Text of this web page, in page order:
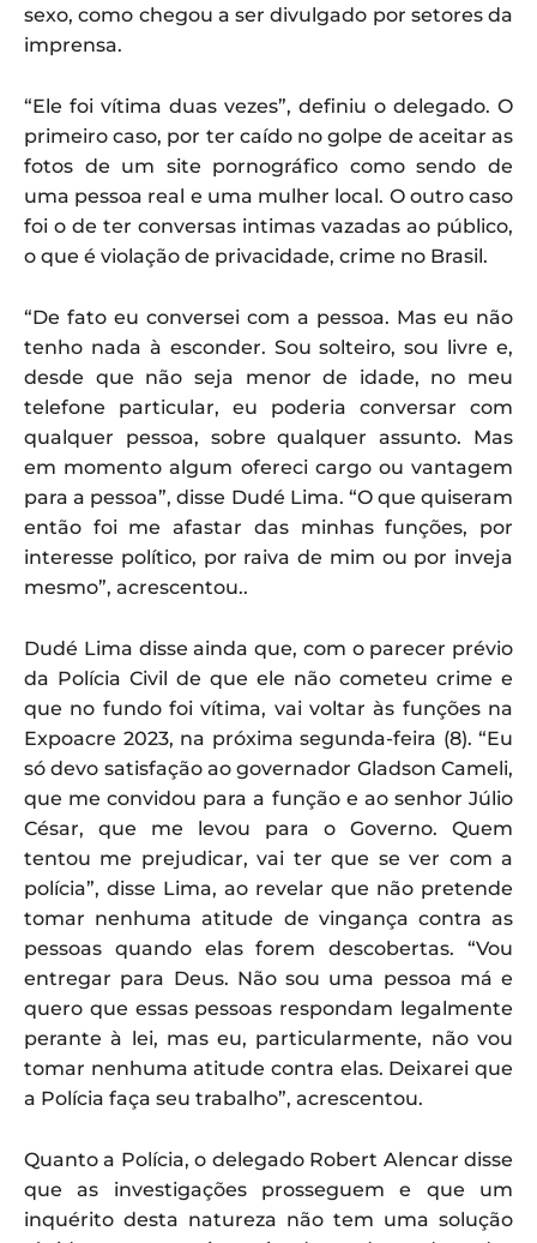
sexo, como chegou a ser divulgado por setores da
imprensa.
“Ele foi vítima duas vezes”, definiu o delegado. O
primeiro caso, por ter caído no golpe de aceitar as
fotos de um site pornográfico como sendo de
uma pessoa real e uma mulher local. O outro caso
foi o de ter conversas intimas vazadas ao público,
o que é violação de privacidade, crime no Brasil.
“De fato eu conversei com a pessoa. Mas eu não
tenho nada à esconder. Sou solteiro, sou livre e,
desde que não seja menor de idade, no meu
telefone particular, eu poderia conversar com
qualquer pessoa, sobre qualquer assunto. Mas
em momento algum ofereci cargo ou vantagem
para a pessoa”, disse Dudé Lima. “O que quiseram
então foi me afastar das minhas funções, por
interesse político, por raiva de mim ou por inveja
mesmo”, acrescentou..
Dudé Lima disse ainda que, com o parecer prévio
da Polícia Civil de que ele não cometeu crime e
que no fundo foi vítima, vai voltar às funções na
Expoacre 2023, na próxima segunda-feira (8). “Eu
só devo satisfação ao governador Gladson Cameli,
que me convidou para a função e ao senhor Júlio
César, que me levou para o Governo. Quem
tentou me prejudicar, vai ter que se ver com a
polícia”, disse Lima, ao revelar que não pretende
tomar nenhuma atitude de vingança contra as
pessoas quando elas forem descobertas. “Vou
entregar para Deus. Não sou uma pessoa má e
quero que essas pessoas respondam legalmente
perante à lei, mas eu, particularmente, não vou
tomar nenhuma atitude contra elas. Deixarei que
a Polícia faça seu trabalho”, acrescentou.
Quanto a Polícia, o delegado Robert Alencar disse
que as investigações prosseguem e que um
inquérito desta natureza não tem uma solução